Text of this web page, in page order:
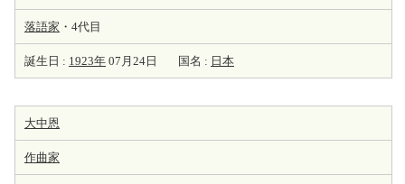
落語家 ・4代目
誕生日 : 1923年 07月24日 国名 : 日本
大中恩
作曲家